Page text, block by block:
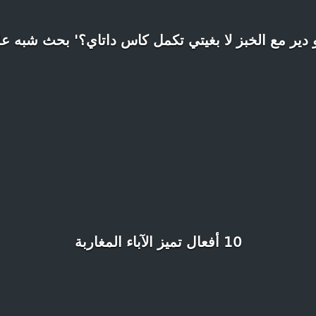
دير مع الخبز لا بغيتي تكمل كاس داتاي؟' بحث شبه
10 أفعال تميز الآباء المغاربة